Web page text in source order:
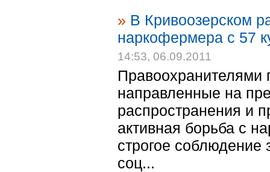
» В Кривоозерском
наркофермера с 57
14:53, 06.09.2011
Правоохранителями
направленные на
распространения и
активная борьба с
строгое соблюдение
соц...